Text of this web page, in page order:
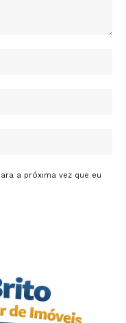
a próxima vez que eu